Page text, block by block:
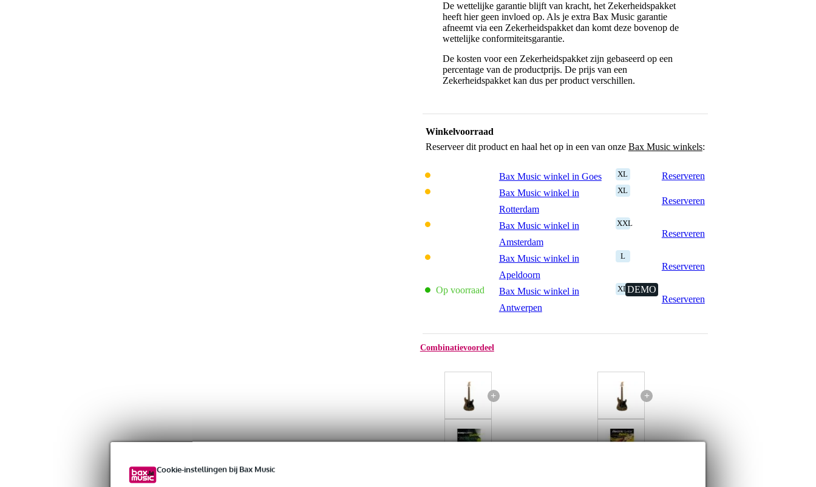
Cookie-instellingen bij Bax Music
De wettelijke garantie blijft van kracht, het Zekerheidspakket
heeft hier geen invloed op. Als je extra Bax Music garantie
afneemt via een Zekerheidspakket dan komt deze bovenop de
wettelijke conformiteitsgarantie.
De kosten voor een Zekerheidspakket zijn gebaseerd op een
percentage van de productprijs. De prijs van een
Zekerheidspakket kan dus per product verschillen.
Winkelvoorraad
Reserveer dit product en haal het op in een van onze Bax Music winkels:
Bax Music winkel in Goes XL
Reserveren
Bax Music winkel in
Rotterdam
XL
Reserveren
Bax Music winkel in
Amsterdam
XXL
Reserveren
Bax Music winkel in
Apeldoorn
L
Reserveren
Op voorraad
Bax Music winkel in
Antwerpen
XLDEMO
Reserveren
Combinatievoordeel
+ +